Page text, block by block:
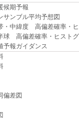
候期予報
ンブル平均予想図
中緯度 高偏差確率・ヒ
高偏差確率・ヒストグ
報ガイダンス
偏差図